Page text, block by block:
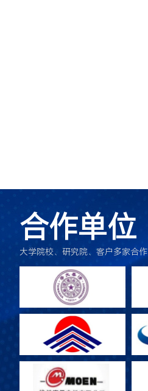
合作单位
大学院校、研究院、客户多家合作